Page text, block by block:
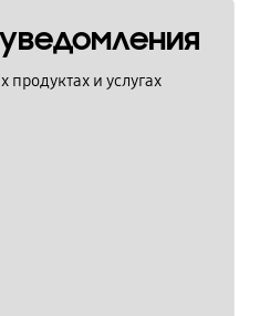
и услугах